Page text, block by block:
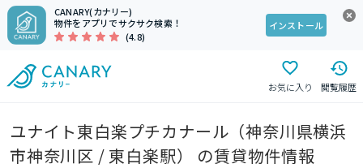
CANARY(カナリー)
物件をアプリでサクサク検索！
(4.8)
インストール
お気に入り 閲覧履歴
ユナイト東白楽プチカナール（神奈川県横浜
市神奈川区 / 東白楽駅） の賃貸物件情報